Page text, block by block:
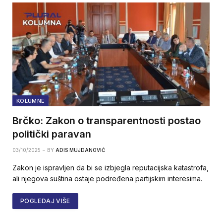
KOLUMNE
Brčko: Zakon o transparentnosti postao
politički paravan
03/10/2025 BY ADIS MUJDANOVIĆ
Zakon je ispravljen da bi se izbjegla reputacijska katastrofa,
ali njegova suština ostaje podređena partijskim interesima.
POGLEDAJ VIŠE